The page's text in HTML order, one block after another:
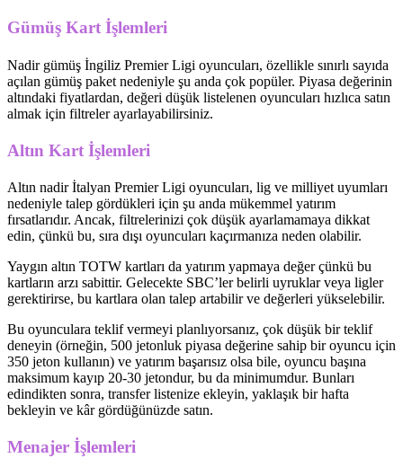
Gümüş Kart İşlemleri
Nadir gümüş İngiliz Premier Ligi oyuncuları, özellikle sınırlı sayıda
açılan gümüş paket nedeniyle şu anda çok popüler. Piyasa değerinin
altındaki fiyatlardan, değeri düşük listelenen oyuncuları hızlıca satın
almak için filtreler ayarlayabilirsiniz.
Altın Kart İşlemleri
Altın nadir İtalyan Premier Ligi oyuncuları, lig ve milliyet uyumları
nedeniyle talep gördükleri için şu anda mükemmel yatırım
fırsatlarıdır. Ancak, filtrelerinizi çok düşük ayarlamamaya dikkat
edin, çünkü bu, sıra dışı oyuncuları kaçırmanıza neden olabilir.
Yaygın altın TOTW kartları da yatırım yapmaya değer çünkü bu
kartların arzı sabittir. Gelecekte SBC’ler belirli uyruklar veya ligler
gerektirirse, bu kartlara olan talep artabilir ve değerleri yükselebilir.
Bu oyunculara teklif vermeyi planlıyorsanız, çok düşük bir teklif
deneyin (örneğin, 500 jetonluk piyasa değerine sahip bir oyuncu için
350 jeton kullanın) ve yatırım başarısız olsa bile, oyuncu başına
maksimum kayıp 20-30 jetondur, bu da minimumdur. Bunları
edindikten sonra, transfer listenize ekleyin, yaklaşık bir hafta
bekleyin ve kâr gördüğünüzde satın.
Menajer İşlemleri